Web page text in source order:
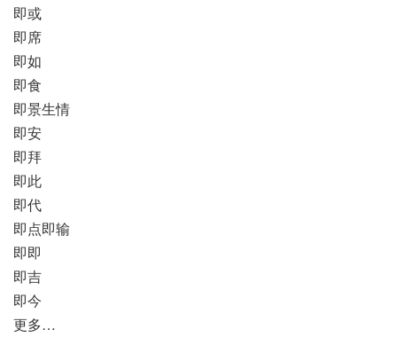
即或
即席
即如
即食
即景生情
即安
即拜
即此
即代
即点即输
即即
即吉
即今
更多…